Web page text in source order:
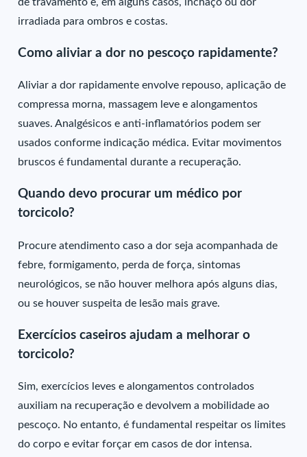
irradiada para ombros e costas.
Como aliviar a dor no pescoço rapidamente?
Aliviar a dor rapidamente envolve repouso, aplicação de
compressa morna, massagem leve e alongamentos
suaves. Analgésicos e anti-inflamatórios podem ser
usados conforme indicação médica. Evitar movimentos
bruscos é fundamental durante a recuperação.
Quando devo procurar um médico por
torcicolo?
Procure atendimento caso a dor seja acompanhada de
febre, formigamento, perda de força, sintomas
neurológicos, se não houver melhora após alguns dias,
ou se houver suspeita de lesão mais grave.
Exercícios caseiros ajudam a melhorar o
torcicolo?
Sim, exercícios leves e alongamentos controlados
auxiliam na recuperação e devolvem a mobilidade ao
pescoço. No entanto, é fundamental respeitar os limites
do corpo e evitar forçar em casos de dor intensa.